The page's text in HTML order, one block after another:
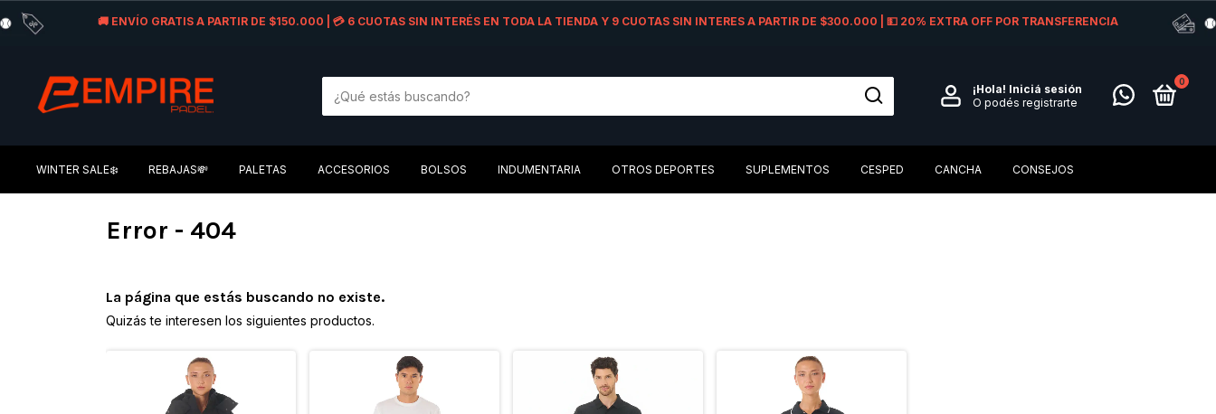
🚚 ENVÍO GRATIS A PARTIR DE $150.000 | 💳 6 CUOTAS SIN INTERÉS EN TODA LA TIENDA Y 9 CUOTAS SIN INTERES A PARTIR DE $300.000 | 💵 20% EXTRA OFF POR TRANSFERENCIA
¡Hola! Iniciá sesión
O podés registrarte
0
WINTER SALE❄️ REBAJAS💸 PALETAS ACCESORIOS BOLSOS INDUMENTARIA OTROS DEPORTES SUPLEMENTOS CESPED CANCHA CONSEJOS
Error - 404
La página que estás buscando no existe.
Quizás te interesen los siguientes productos.